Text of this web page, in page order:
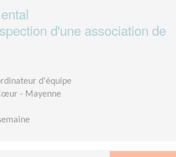
d'une association de
d'équipe
- Mayenne